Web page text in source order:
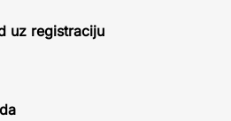
uz registraciju